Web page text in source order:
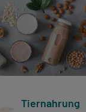
Tiernahrung